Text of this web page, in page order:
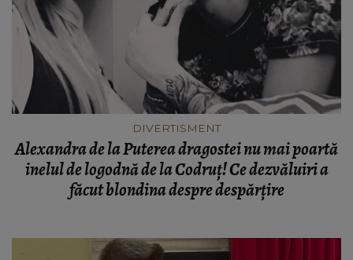
DIVERTISMENT
Alexandra de la Puterea dragostei nu mai poartă
inelul de logodnă de la Codruț! Ce dezvăluiri a
făcut blondina despre despărțire